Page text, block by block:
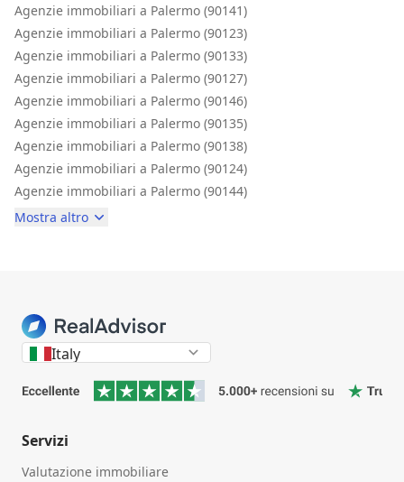
Agenzie immobiliari a Palermo (90141)
Agenzie immobiliari a Palermo (90123)
Agenzie immobiliari a Palermo (90133)
Agenzie immobiliari a Palermo (90127)
Agenzie immobiliari a Palermo (90146)
Agenzie immobiliari a Palermo (90135)
Agenzie immobiliari a Palermo (90138)
Agenzie immobiliari a Palermo (90124)
Agenzie immobiliari a Palermo (90144)
Mostra altro
Italy
Servizi
Valutazione immobiliare